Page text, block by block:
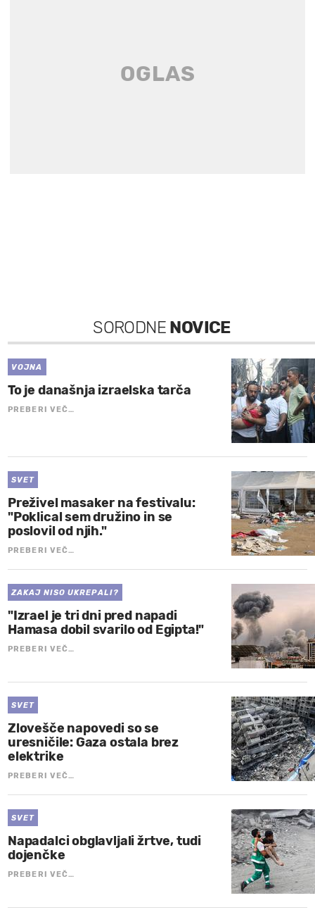
SORODNE NOVICE
VOJNA
To je današnja izraelska tarča
PREBERI VEČ…
SVET
Preživel masaker na festivalu:
"Poklical sem družino in se
poslovil od njih."
PREBERI VEČ…
ZAKAJ NISO UKREPALI?
"Izrael je tri dni pred napadi
Hamasa dobil svarilo od Egipta!"
PREBERI VEČ…
SVET
Zlovešče napovedi so se
uresničile: Gaza ostala brez
elektrike
PREBERI VEČ…
SVET
Napadalci obglavljali žrtve, tudi
dojenčke
PREBERI VEČ…